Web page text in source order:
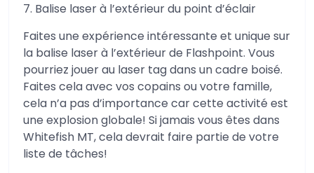
7. Balise laser à l’extérieur du point d’éclair
Faites une expérience intéressante et unique sur
la balise laser à l’extérieur de Flashpoint. Vous
pourriez jouer au laser tag dans un cadre boisé.
Faites cela avec vos copains ou votre famille,
cela n’a pas d’importance car cette activité est
une explosion globale! Si jamais vous êtes dans
Whitefish MT, cela devrait faire partie de votre
liste de tâches!